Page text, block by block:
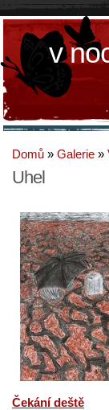
v
Domů » Galerie »
Uhel
Čekání deště